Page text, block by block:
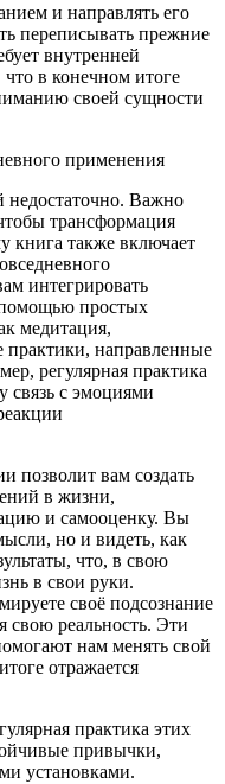
ием и направлять его
переписывать прежние
внутренней
в конечном итоге
иманию своей сущности
применения
недостаточно. Важно
трансформация
книга также включает
интегрировать
простых
медитация,
практики, направленные
регулярная практика
связь с эмоциями
позволит вам создать
в жизни,
и самооценку. Вы
но и видеть, как
что, в свою
в свои руки.
своё подсознание
свою реальность. Эти
нам менять свой
отражается
практика этих
привычки,
установками.